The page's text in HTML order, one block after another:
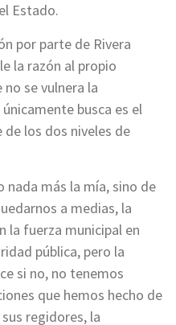
Estado.
por parte de Rivera
la razón al propio
se vulnera la
busca es el
los dos niveles de
nada más la mía, sino de
a medias, la
la fuerza municipal en
pública, pero la
si no, no tenemos
que hemos hecho de
regidores, la